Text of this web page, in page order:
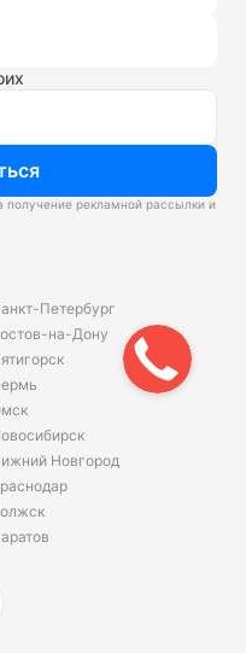
получение рекламной рассылки и
Петербург
на-Дону
Новгород